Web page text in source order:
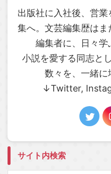
出版社に入社後、営
集へ。文芸編集歴は
編集者に、日々学
小説を愛する同志と
数々を、一緒に
↓Twitter,
サイト内検索